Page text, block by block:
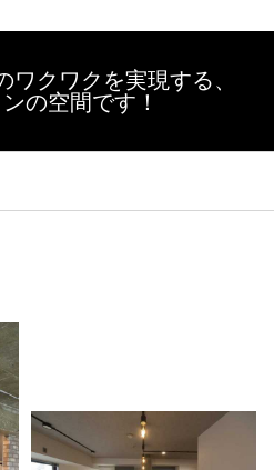
ワクワクを実現する、
の空間です！